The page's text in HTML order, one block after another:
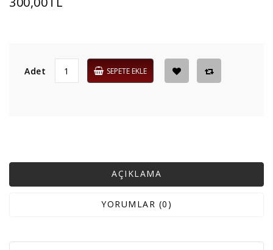
Adet SEPETE EKLE
AÇIKLAMA
YORUMLAR (0)